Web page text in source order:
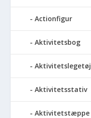
Actionfigur
Aktivitetsbog
Aktivitetslegetøj
Aktivitetsstativ
Aktivitetstæppe